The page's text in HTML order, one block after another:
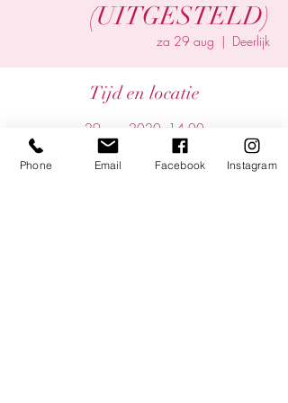
(UITGESTELD)
za 29 aug
  |
Deerlijk
Tijd en locatie
29 aug 2020, 14:00
Deerlijk, Deerlijk, Belgium
Phone Email Facebook Instagram